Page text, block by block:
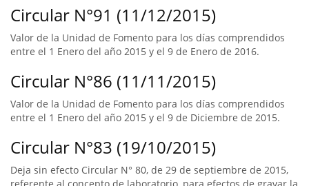
Circular N°91 (11/12/2015)
Valor de la Unidad de Fomento para los días comprendidos
entre el 1 Enero del año 2015 y el 9 de Enero de 2016.
Circular N°86 (11/11/2015)
Valor de la Unidad de Fomento para los días comprendidos
entre el 1 Enero del año 2015 y el 9 de Diciembre de 2015.
Circular N°83 (19/10/2015)
Deja sin efecto Circular N° 80, de 29 de septiembre de 2015,